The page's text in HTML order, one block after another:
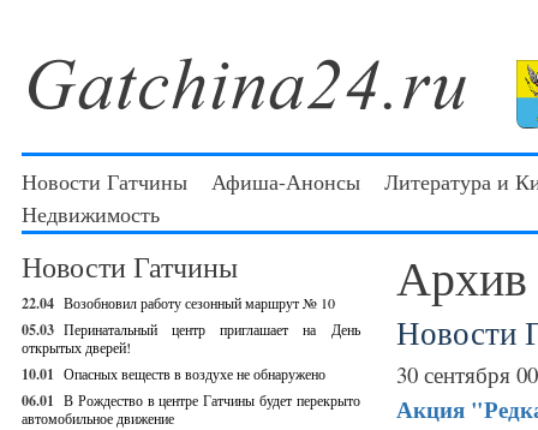
Новости Гатчины Афиша-Анонсы
Литература и
Недвижимость
Новости Гатчины
22.04 Возобновил работу сезонный маршрут № 10
05.03 Перинатальный центр приглашает на День
открытых дверей!
10.01 Опасных веществ в воздухе не обнаружено
06.01 В Рождество в центре Гатчины будет перекрыто
автомобильное движение
Архив
Новости
30 сентября
Акция